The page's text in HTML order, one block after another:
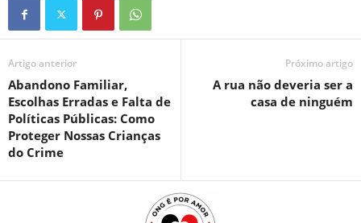
Artigo anterior
Abandono Familiar,
Escolhas Erradas e Falta de
Políticas Públicas: Como
Proteger Nossas Crianças
do Crime
Próximo artigo
A rua não deveria ser a
casa de ninguém